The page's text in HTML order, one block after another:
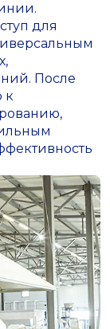
для
После
к